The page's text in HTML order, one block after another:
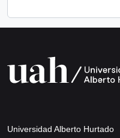
Universidad Alberto Hurtado